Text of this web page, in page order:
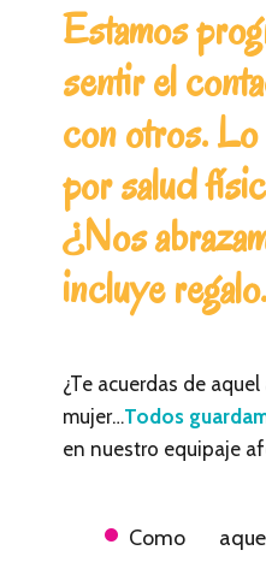
Estamos
sentir el
con otros.
por salud
¿Nos
incluye regalo.
¿Te acuerdas de
mujer…Todos
en nuestro equipaje
Como